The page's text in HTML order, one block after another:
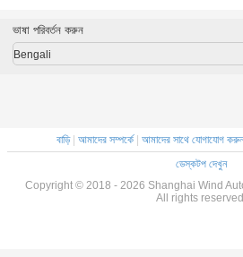
ভাষা পরিবর্তন করুন
Bengali
বাড়ি| আমাদের সম্পর্কে| আমাদের সাথে যোগাযোগ করুন
ডেস্কটপ দেখুন
Copyright © 2018 - 2026 Shanghai Wind
All rights